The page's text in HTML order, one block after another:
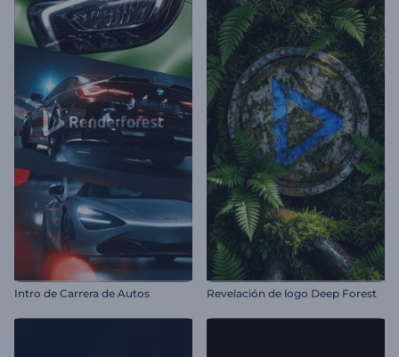
Intro de Carrera de Autos Revelación de logo Deep Forest